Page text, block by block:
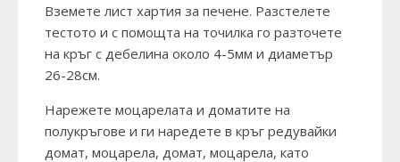
Вземете лист хартия за печене. Разстелете
тестото и с помощта на точилка го разточете
на кръг с дебелина около 4-5мм и диаметър
26-28см.
Нарежете моцарелата и доматите на
полукръгове и ги наредете в кръг редувайки
домат, моцарела, домат, моцарела, като